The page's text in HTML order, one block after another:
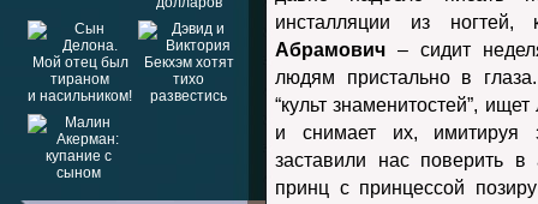
инсталляции из
Абрамович – сидит
людям пристально в
“культ знаменитостей”,
и снимает их, имитируя
заставили нас поверить в
принц с принцессой